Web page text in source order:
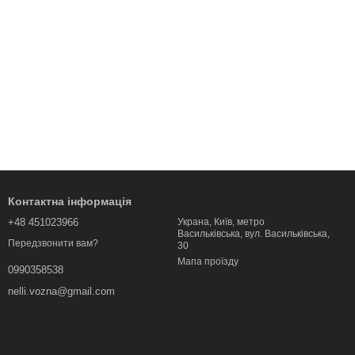
Контактна інформація
+48 451023966
Передзвонити вам?
0990358538
nelli.vozna@gmail.com
Украна, Київ, метро
Васильківська, вул. Васильківська,
30
Мапа проїзду